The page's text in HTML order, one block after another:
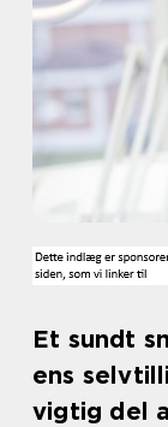
Et sundt
ens
vigtig del